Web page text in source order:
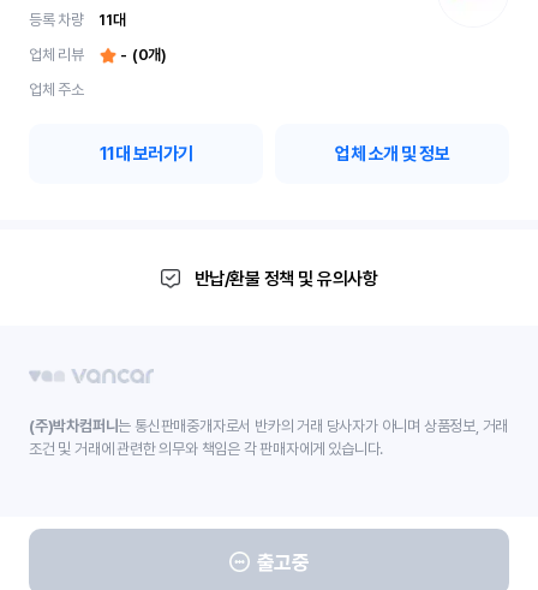
등록 차량 11대
업체 리뷰
- (0개)
업체 주소
11대 보러가기 업체 소개 및 정보
반납/환불 정책 및 유의사항
출고중
(주)박차컴퍼니는 통신판매중개자로서 반카의 거래 당사자가 아니며 상품정보, 거래
조건 및 거래에 관련한 의무와 책임은 각 판매자에게 있습니다.